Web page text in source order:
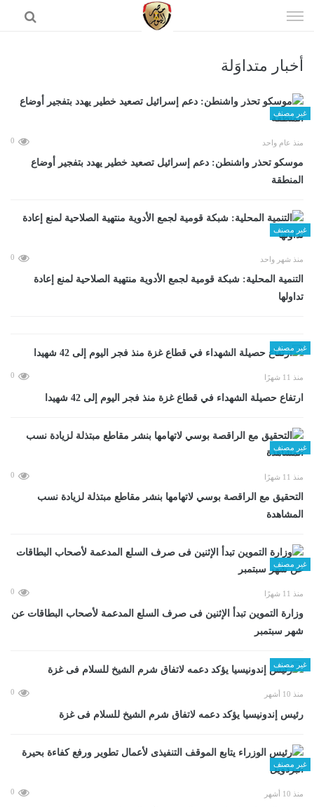
الى
أخبار متداوَلة
غير مصنف
منذ عام واحد 0
موسكو تحذر واشنطن: دعم إسرائيل تصعيد خطير يهدد بتفجير أوضاع
المنطقة
غير مصنف
منذ شهر واحد 0
التنمية المحلية: شبكة قومية لجمع الأدوية منتهية الصلاحية لمنع إعادة
تداولها
غير مصنف
منذ 11 شهرًا 0
ارتفاع حصيلة الشهداء في قطاع غزة منذ فجر اليوم إلى 42 شهيدا
غير مصنف
منذ 11 شهرًا 0
التحقيق مع الراقصة بوسي لاتهامها بنشر مقاطع مبتذلة لزيادة نسب
المشاهدة
غير مصنف
منذ 11 شهرًا 0
وزارة التموين تبدأ الإثنين فى صرف السلع المدعمة لأصحاب البطاقات عن
شهر سبتمبر
غير مصنف
منذ 10 أشهر 0
رئيس إندونيسيا يؤكد دعمه لاتفاق شرم الشيخ للسلام فى غزة
غير مصنف
منذ 10 أشهر 0